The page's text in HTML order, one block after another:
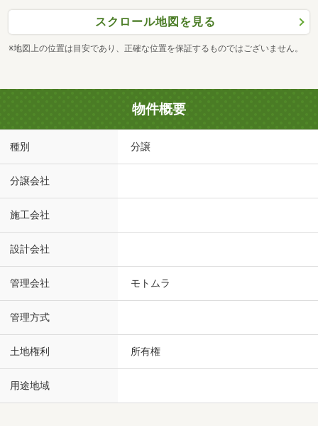
スクロール地図を見る
※地図上の位置は目安であり、正確な位置を保証するものではございません。
物件概要
種別 分譲
分譲会社
施工会社
設計会社
管理会社 モトムラ
管理方式
土地権利 所有権
用途地域